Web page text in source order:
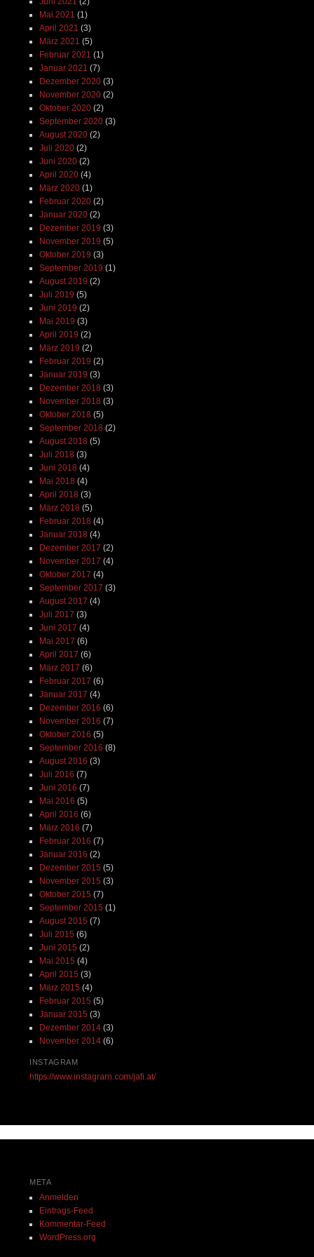
Mai 2021 (1)
April 2021 (3)
März 2021 (5)
Februar 2021 (1)
Januar 2021 (7)
Dezember 2020(3)
November 2020(2)
Oktober 2020(2)
September 2020(3)
August 2020(2)
Juli 2020(2)
Juni 2020(2)
April 2020(4)
März 2020(1)
Februar 2020(2)
Januar 2020(2)
Dezember 2019 (3)
November 2019 (5)
Oktober 2019 (3)
September 2019 (1)
August 2019 (2)
Juli 2019 (5)
Juni 2019 (2)
Mai 2019 (3)
April 2019 (2)
März 2019 (2)
Februar 2019 (2)
Januar 2019 (3)
Dezember 2018 (3)
November 2018 (3)
Oktober 2018 (5)
September 2018 (2)
August 2018 (5)
Juli 2018 (3)
Juni 2018 (4)
Mai 2018 (4)
April 2018 (3)
März 2018 (5)
Februar 2018 (4)
Januar 2018 (4)
Dezember 2017 (2)
November 2017 (4)
Oktober 2017 (4)
September 2017 (3)
August 2017 (4)
Juli 2017 (3)
Juni 2017 (4)
Mai 2017 (6)
April 2017 (6)
März 2017 (6)
Februar 2017 (6)
Januar 2017 (4)
Dezember 2016 (6)
November 2016 (7)
Oktober 2016 (5)
September 2016 (8)
August 2016 (3)
Juli 2016 (7)
Juni 2016 (7)
Mai 2016 (5)
April 2016 (6)
März 2016 (7)
Februar 2016 (7)
Januar 2016 (2)
Dezember 2015 (5)
November 2015 (3)
Oktober 2015 (7)
September 2015 (1)
August 2015 (7)
Juli 2015 (6)
Juni 2015 (2)
Mai 2015 (4)
April 2015 (3)
März 2015 (4)
Februar 2015 (5)
Januar 2015 (3)
Dezember 2014(3)
November 2014(6)
INSTAGRAM
https://www.instagram.com/jafi.at/
META
Anmelden
Eintrags-Feed
Kommentar-Feed
WordPress.org